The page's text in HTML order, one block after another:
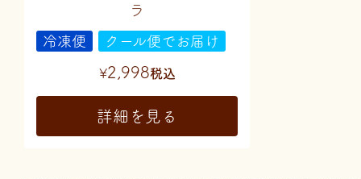
ラ
冷凍便 クール便でお届け
¥2,998税込
詳細を見る